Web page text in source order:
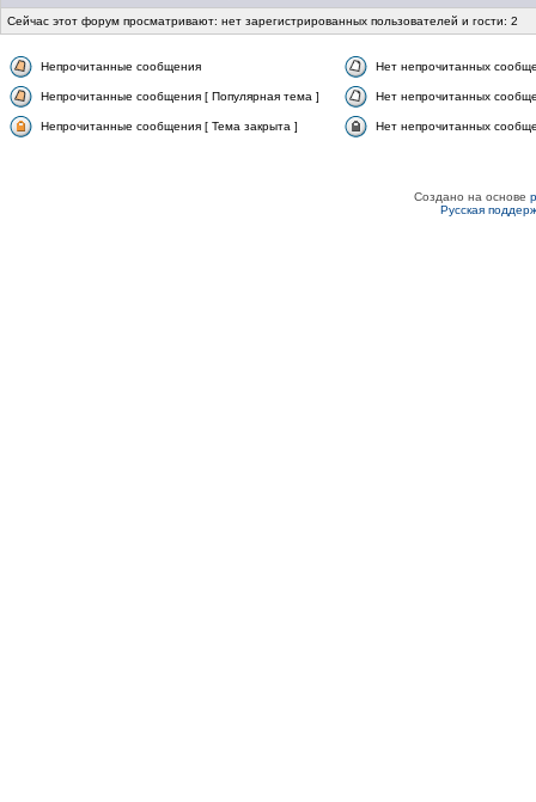
Сейчас этот форум просматривают: нет зарегистрированных пользователей и гости: 2
Непрочитанные сообщения Нет непрочитанных
Непрочитанные сообщения [ Популярная тема ] Нет непрочитанных
Непрочитанные сообщения [ Тема закрыта ] Нет непрочитанных
Создано на основе
Русская